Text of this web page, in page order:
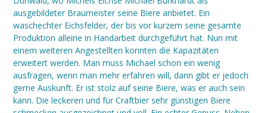
ausgebildeter Braumeister seine Biere anbietet. Ein
waschechter Eichsfelder, der bis vor kurzem seine gesamte
Produktion alleine in Handarbeit durchgeführt hat. Nun mit
einem weiteren Angestellten konnten die Kapazitäten
erweitert werden. Man muss Michael schon ein wenig
ausfragen, wenn man mehr erfahren will, dann gibt er jedoch
gerne Auskunft. Er ist stolz auf seine Biere, was er auch sein
kann. Die leckeren und für Craftbier sehr günstigen Biere